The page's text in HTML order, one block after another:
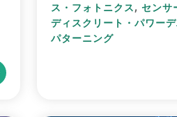
ス・フォトニクス,センサ
ディスクリート・パワー
パターニング